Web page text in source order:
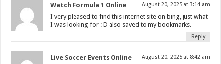
Watch Formula 1 Online August 20, 2025 at 3:14 am
I very pleased to find this internet site on bing, just what
I was looking for : D also saved to my bookmarks.
Reply
Live Soccer Events Online August 20, 2025 at 8:42 am